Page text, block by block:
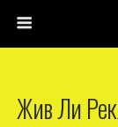
Жив Ли